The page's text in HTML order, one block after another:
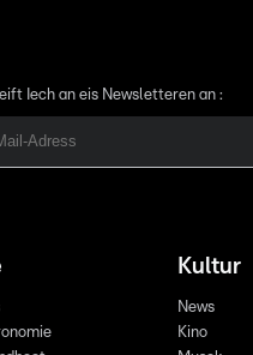
Iech an eis Newsletteren an :
Kultur
News
Kino